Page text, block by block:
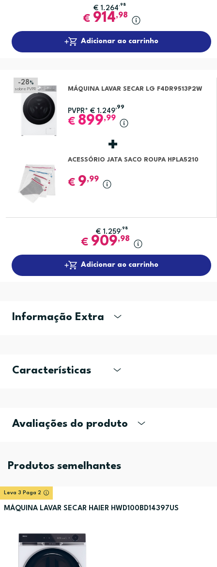
€ 1.264 ,98
€ 914,98
Adicionar ao carrinho
-28 %
sobre PVPR MÁQUINA LAVAR SECAR LG F4DR9513P2W
PVPR* € 1.249
,99
€ 899,99
ACESSÓRIO JATA SACO ROUPA HPLA5210
€ 9,99
€ 1.259 ,98
€ 909,98
Adicionar ao carrinho
Informação Extra
Características
Avaliações do produto
Produtos semelhantes
Leva 3 Paga 2
MÁQUINA LAVAR SECAR HAIER HWD100BD14397US